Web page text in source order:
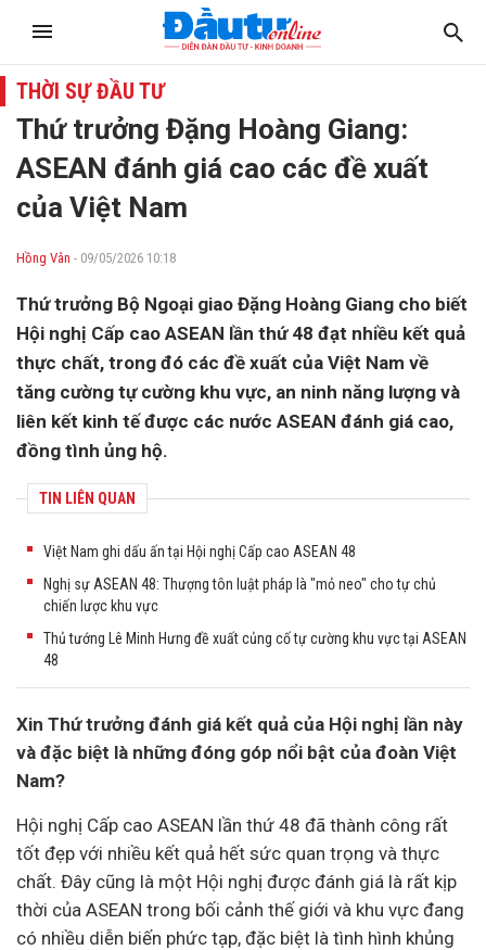
THỜI SỰ ĐẦU TƯ
Thứ trưởng Đặng Hoàng Giang:
ASEAN đánh giá cao các đề xuất
của Việt Nam
Hồng Vân - 09/05/2026 10:18
Thứ trưởng Bộ Ngoại giao Đặng Hoàng Giang cho biết
Hội nghị Cấp cao ASEAN lần thứ 48 đạt nhiều kết quả
thực chất, trong đó các đề xuất của Việt Nam về
tăng cường tự cường khu vực, an ninh năng lượng và
liên kết kinh tế được các nước ASEAN đánh giá cao,
đồng tình ủng hộ.
TIN LIÊN QUAN
Việt Nam ghi dấu ấn tại Hội nghị Cấp cao ASEAN 48
Nghị sự ASEAN 48: Thượng tôn luật pháp là "mỏ neo" cho tự chủ
chiến lược khu vực
Thủ tướng Lê Minh Hưng đề xuất củng cố tự cường khu vực tại ASEAN
48
Xin Thứ trưởng đánh giá kết quả của Hội nghị lần này
và đặc biệt là những đóng góp nổi bật của đoàn Việt
Nam?
Hội nghị Cấp cao ASEAN lần thứ 48 đã thành công rất
tốt đẹp với nhiều kết quả hết sức quan trọng và thực
chất. Đây cũng là một Hội nghị được đánh giá là rất kịp
thời của ASEAN trong bối cảnh thế giới và khu vực đang
có nhiều diễn biến phức tạp, đặc biệt là tình hình khủng